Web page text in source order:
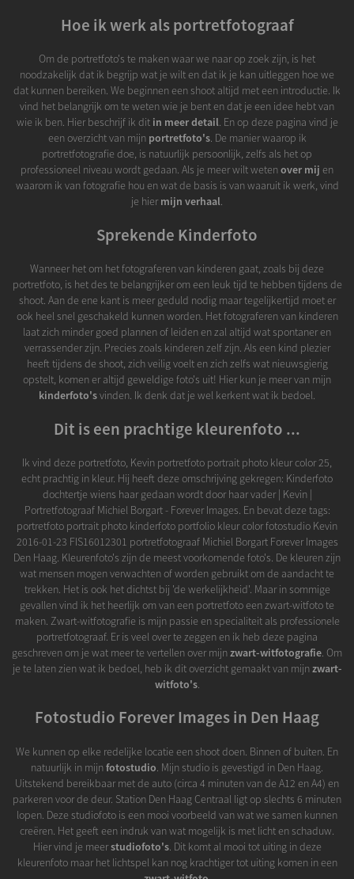
Hoe ik werk als portretfotograaf
Om de portretfoto's te maken waar we naar op zoek zijn, is het
noodzakelijk dat ik begrijp wat je wilt en dat ik je kan uitleggen hoe we
dat kunnen bereiken. We beginnen een shoot altijd met een introductie. Ik
vind het belangrijk om te weten wie je bent en dat je een idee hebt van
wie ik ben. Hier beschrijf ik dit in meer detail. En op deze pagina vind je
een overzicht van mijn portretfoto's. De manier waarop ik
portretfotografie doe, is natuurlijk persoonlijk, zelfs als het op
professioneel niveau wordt gedaan. Als je meer wilt wetenover mij en
waarom ik van fotografie hou en wat de basis is van waaruit ik werk, vind
je hiermijn verhaal.
Sprekende Kinderfoto
Wanneer het om het fotograferen van kinderen gaat, zoals bij deze
portretfoto, is het des te belangrijker om een leuk tijd te hebben tijdens de
shoot. Aan de ene kant is meer geduld nodig maar tegelijkertijd moet er
ook heel snel geschakeld kunnen worden. Het fotograferen van kinderen
laat zich minder goed plannen of leiden en zal altijd wat spontaner en
verrassender zijn. Precies zoals kinderen zelf zijn. Als een kind plezier
heeft tijdens de shoot, zich veilig voelt en zich zelfs wat nieuwsgierig
opstelt, komen er altijd geweldige foto's uit! Hier kun je meer van mijn
kinderfoto'svinden. Ik denk dat je wel kerkent wat ik bedoel.
Dit is een prachtige kleurenfoto ...
Ik vind deze portretfoto, Kevin portretfoto portrait photo kleur color 25,
echt prachtig in kleur. Hij heeft deze omschrijving gekregen: Kinderfoto
dochtertje wiens haar gedaan wordt door haar vader | Kevin |
Portretfotograaf Michiel Borgart - Forever Images. En bevat deze tags:
portretfoto portrait photo kinderfoto portfolio kleur color fotostudio Kevin
2016-01-23 FIS16012301 portretfotograaf Michiel Borgart Forever Images
Den Haag. Kleurenfoto's zijn de meest voorkomende foto's. De kleuren zijn
wat mensen mogen verwachten of worden gebruikt om de aandacht te
trekken. Het is ook het dichtst bij 'de werkelijkheid'. Maar in sommige
gevallen vind ik het heerlijk om van een portretfoto een zwart-witfoto te
maken. Zwart-witfotografie is mijn passie en specialiteit als professionele
portretfotograaf. Er is veel over te zeggen en ik heb deze pagina
geschreven om je wat meer te vertellen over mijnzwart-witfotografie. Om
je te laten zien wat ik bedoel, heb ik dit overzicht gemaakt van mijnzwart-
witfoto's.
Fotostudio Forever Images in Den Haag
We kunnen op elke redelijke locatie een shoot doen. Binnen of buiten. En
natuurlijk in mijnfotostudio. Mijn studio is gevestigd in Den Haag.
Uitstekend bereikbaar met de auto (circa 4 minuten van de A12 en A4) en
parkeren voor de deur. Station Den Haag Centraal ligt op slechts 6 minuten
lopen. Deze studiofoto is een mooi voorbeeld van wat we samen kunnen
creëren. Het geeft een indruk van wat mogelijk is met licht en schaduw.
Hier vind je meerstudiofoto's. Dit komt al mooi tot uiting in deze
kleurenfoto maar het lichtspel kan nog krachtiger tot uiting komen in een